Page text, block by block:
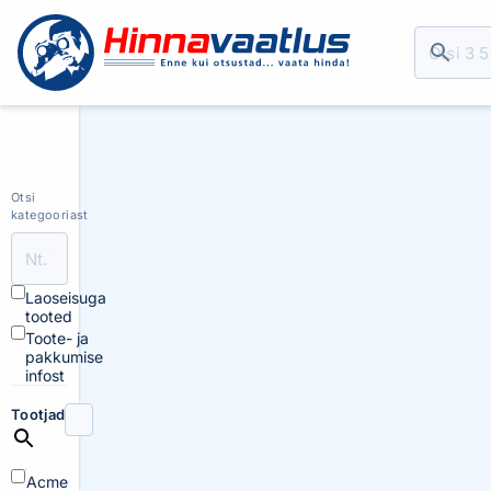
Otsi
kategooriast
Laoseisuga
tooted
Toote- ja
pakkumise
infost
Tootjad
Acme